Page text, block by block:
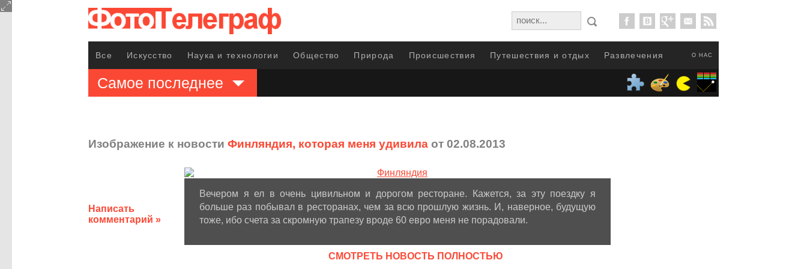
О НАС
Все Искусство Наука и технологии Общество Природа Происшествия Путешествия и отдых Развлечения
Самое последнее
Изображение к новости Финляндия, которая меня удивила от 02.08.2013
Написать
комментарий »
Вечером я ел в очень цивильном и дорогом ресторане. Кажется, за эту поездку я
больше раз побывал в ресторанах, чем за всю прошлую жизнь. И, наверное, будущую
тоже, ибо счета за скромную трапезу вроде 60 евро меня не порадовали.
CМОТРЕТЬ НОВОСТЬ ПОЛНОСТЬЮ